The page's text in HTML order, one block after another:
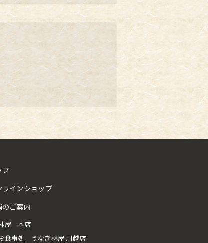
プ
ラインショップ
のご案内
屋 本店
食事処 うなぎ林屋 川越店